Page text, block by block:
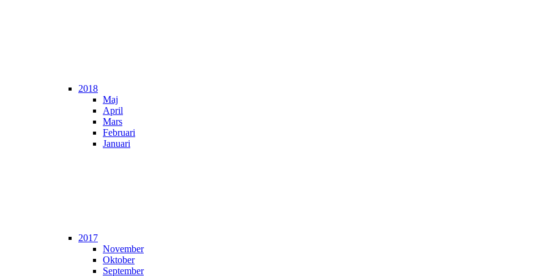
2018
Maj
April
Mars
Februari
Januari
2017
November
Oktober
September